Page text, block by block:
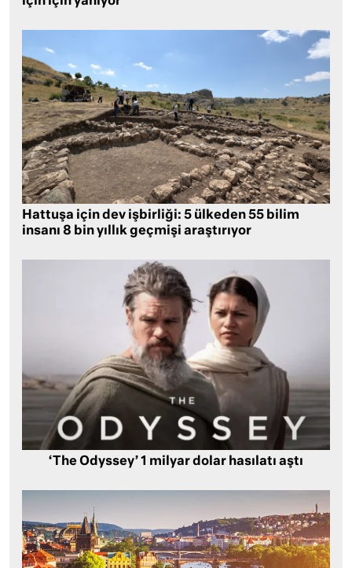
Hattuşa için dev işbirliği: 5 ülkeden 55 bilim
insanı 8 bin yıllık geçmişi araştırıyor
‘The Odyssey’ 1 milyar dolar hasılatı aştı